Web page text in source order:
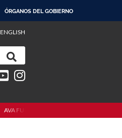
ÓRGANOS DEL GOBIERNO
ENGLISH
AVA FURG